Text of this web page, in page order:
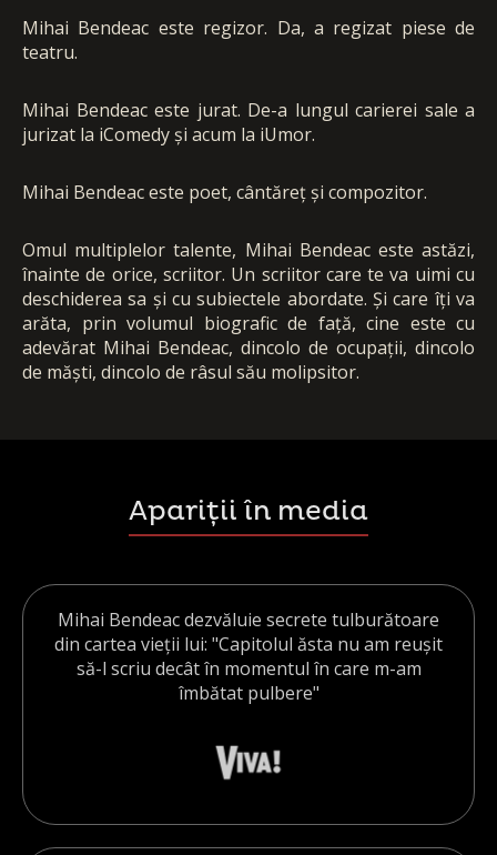
Mihai Bendeac este regizor. Da, a regizat piese de
teatru.
Mihai Bendeac este jurat. De-a lungul carierei sale a
jurizat la iComedy și acum la iUmor.
Mihai Bendeac este poet, cântăreț și compozitor.
Omul multiplelor talente, Mihai Bendeac este astăzi,
înainte de orice, scriitor. Un scriitor care te va uimi cu
deschiderea sa și cu subiectele abordate. Și care îți va
arăta, prin volumul biografic de față, cine este cu
adevărat Mihai Bendeac, dincolo de ocupații, dincolo
de măști, dincolo de râsul său molipsitor.
Apariții în media
Mihai Bendeac dezvăluie secrete tulburătoare
din cartea vieții lui: "Capitolul ăsta nu am reușit
să-l scriu decât în momentul în care m-am
îmbătat pulbere"